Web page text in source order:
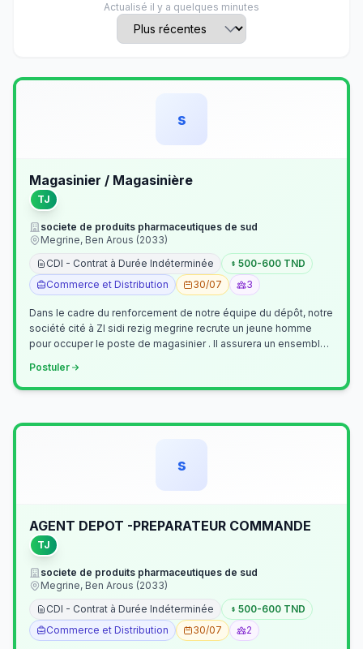
Actualisé il y a quelques minutes
s
Magasinier / Magasinière
TJ
societe de produits pharmaceutiques de sud
Megrine, Ben Arous (2033)
CDI - Contrat à Durée Indéterminée
500-600 TND
Commerce et Distribution
30/07 3
Dans le cadre du renforcement de notre équipe du dépôt, notre
société cité à ZI sidi rezig megrine recrute un jeune homme
pour occuper le poste de magasinier . Il assurera un ensemble
Postuler
s
AGENT DEPOT -PREPARATEUR COMMANDE
TJ
societe de produits pharmaceutiques de sud
Megrine, Ben Arous (2033)
CDI - Contrat à Durée Indéterminée
500-600 TND
Commerce et Distribution
30/07 2